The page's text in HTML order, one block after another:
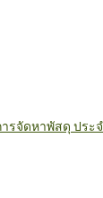
รจัดหาพัสดุ ประ